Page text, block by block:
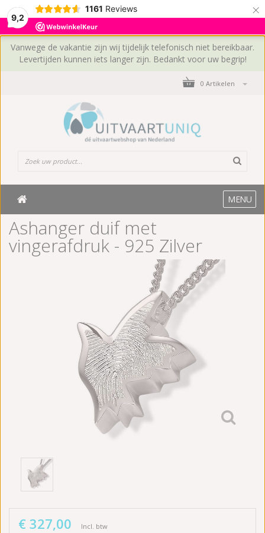
9,2
1161 Reviews ×
Vanwege de vakantie zijn wij tijdelijk telefonisch niet bereikbaar.
Levertijden kunnen iets langer zijn. Bedankt voor uw begrip!
0 Artikelen
MENU
Ashanger duif met
vingerafdruk - 925 Zilver
€ 327,00 Incl. btw